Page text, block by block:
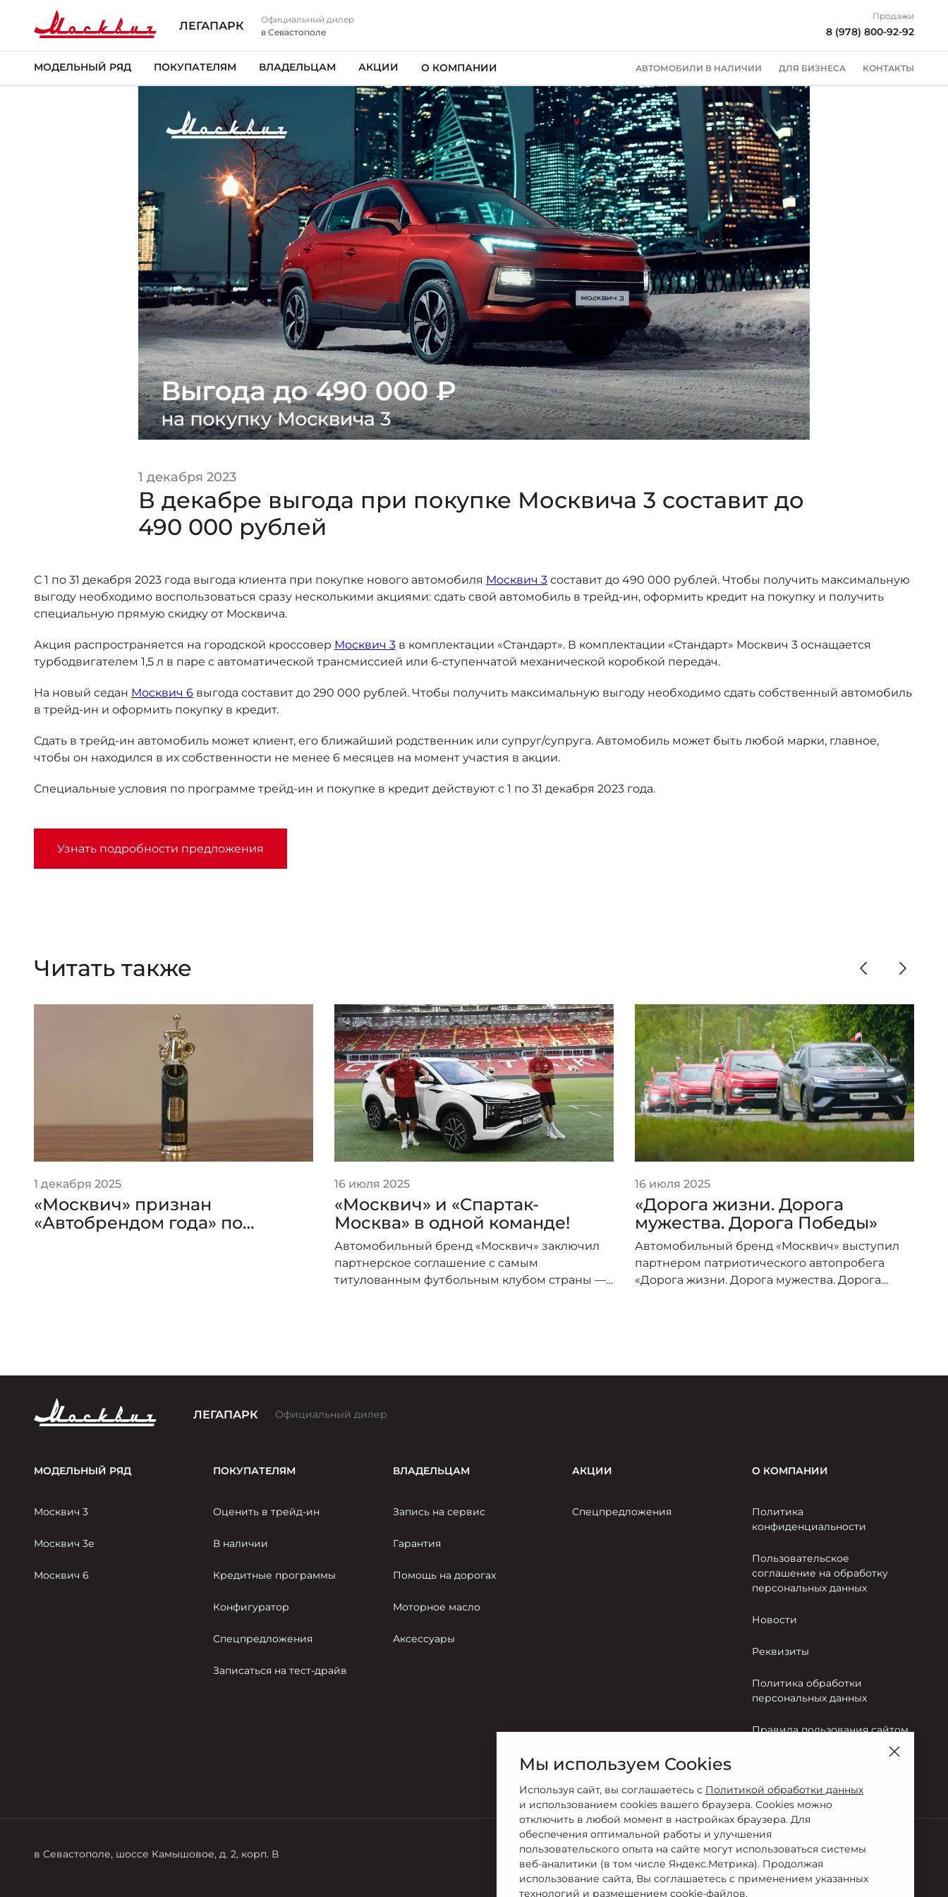
ЛЕГАПАРК
Официальный дилер
в Севастополе
Продажи
8 (978) 800-92-92
МОДЕЛЬНЫЙ РЯД ПОКУПАТЕЛЯМ ВЛАДЕЛЬЦАМ АКЦИИ О КОМПАНИИ АВТОМОБИЛИ В НАЛИЧИИ ДЛЯ БИЗНЕСА КОНТАКТЫ
1 декабря 2023
В декабре выгода при покупке Москвича 3 составит до
490 000 рублей
С 1 по 31 декабря 2023 года выгода клиента при покупке нового автомобиля Москвич 3 составит до 490 000 рублей. Чтобы получить максимальную
выгоду необходимо воспользоваться сразу несколькими акциями: сдать свой автомобиль в трейд-ин, оформить кредит на покупку и получить
специальную прямую скидку от Москвича.
Акция распространяется на городской кроссовер Москвич 3 в комплектации «Стандарт». В комплектации «Стандарт» Москвич 3 оснащается
турбодвигателем 1,5 л в паре с автоматической трансмиссией или 6-ступенчатой механической коробкой передач.
На новый седан Москвич 6 выгода составит до 290 000 рублей. Чтобы получить максимальную выгоду необходимо сдать собственный автомобиль
в трейд-ин и оформить покупку в кредит.
Сдать в трейд-ин автомобиль может клиент, его ближайший родственник или супруг/супруга. Автомобиль может быть любой марки, главное,
чтобы он находился в их собственности не менее 6 месяцев на момент участия в акции.
Специальные условия по программе трейд-ин и покупке в кредит действуют с 1 по 31 декабря 2023 года.
Узнать подробности предложения
Читать также
1 декабря 2025
«Москвич» признан
«Автобрендом года» по
16 июля 2025
«Москвич» и «Спартак-
Москва» в одной команде!
Автомобильный бренд «Москвич» заключил
партнерское соглашение с самым
титулованным футбольным клубом страны —
16 июля 2025
«Дорога жизни. Дорога
мужества. Дорога Победы»
Автомобильный бренд «Москвич» выступил
партнером патриотического автопробега
«Дорога жизни. Дорога мужества. Дорога
ЛЕГАПАРК Официальный дилер
МОДЕЛЬНЫЙ РЯД
Москвич 3
Москвич 3е
Москвич 6
ПОКУПАТЕЛЯМ
Оценить в трейд-ин
В наличии
Кредитные программы
Конфигуратор
Спецпредложения
Записаться на тест-драйв
ВЛАДЕЛЬЦАМ
Запись на сервис
Гарантия
Помощь на дорогах
Моторное масло
Аксессуары
АКЦИИ
Спецпредложения
О КОМПАНИИ
Политика
конфиденциальности
Пользовательское
соглашение на обработку
персональных данных
Новости
Реквизиты
Политика обработки
персональных данных
Правила пользования сайтом
в Севастополе, шоссе Камышовое, д. 2, корп. В Продажи
8 (978) 800-92-92
Мы используем Cookies
Используя сайт, вы соглашаетесь с Политикой обработки данных
и использованием cookies вашего браузера. Cookies можно
отключить в любой момент в настройках браузера. Для
обеспечения оптимальной работы и улучшения
пользовательского опыта на сайте могут использоваться системы
веб-аналитики (в том числе Яндекс.Метрика). Продолжая
использование сайта, Вы соглашаетесь с применением указанных
технологий и размещением cookie-файлов.